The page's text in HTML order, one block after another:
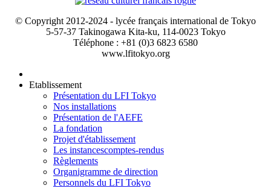
© Copyright 2012-2024 - lycée français international de Tokyo
5-57-37 Takinogawa Kita-ku, 114-0023 Tokyo
Téléphone : +81 (0)3 6823 6580
www.lfitokyo.org
Etablissement
Présentation du LFI Tokyo
Nos installations
Présentation de l'AEFE
La fondation
Projet d'établissement
Les instancescomptes-rendus
Règlements
Organigramme de direction
Personnels du LFI Tokyo